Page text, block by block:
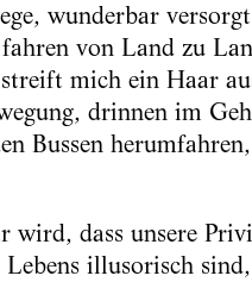
wunderbar
von Land zu
mich ein Haar
drinnen im
Bussen
wird, dass unsere
illusorisch